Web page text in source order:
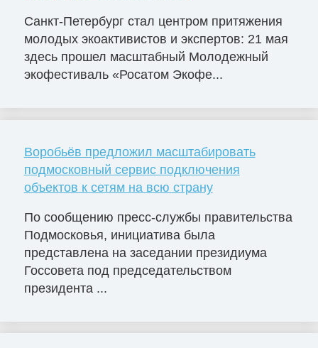
Санкт-Петербург стал центром притяжения
молодых экоактивистов и экспертов: 21 мая
здесь прошел масштабный Молодежный
экофестиваль «Росатом Экофе...
Воробьёв предложил масштабировать
подмосковный сервис подключения
объектов к сетям на всю страну
По сообщению пресс-службы правительства
Подмосковья, инициатива была
представлена на заседании президиума
Госсовета под председательством
президента ...